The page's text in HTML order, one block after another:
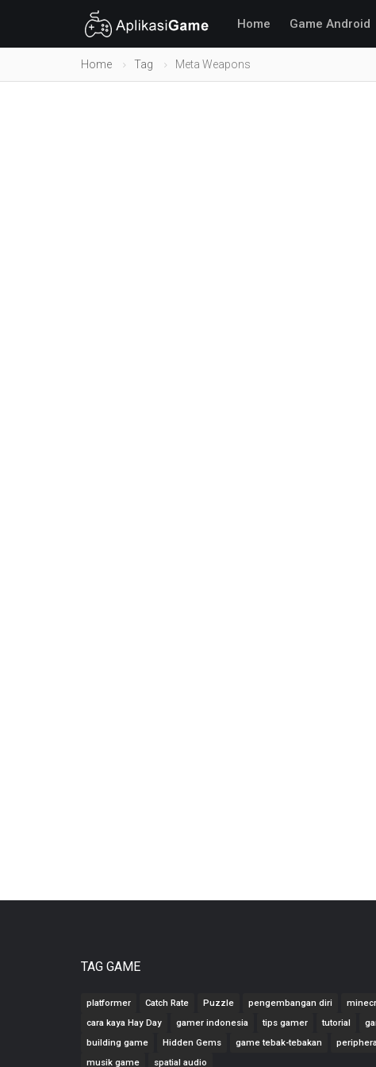
Home Game Android
Home Tag Meta Weapons
TAG GAME
platformer Catch Rate Puzzle pengembangan diri
cara kaya Hay Day
gamer indonesia tips gamer tutorial
building game
Hidden Gems game tebak-tebakan
musik game
spatial audio